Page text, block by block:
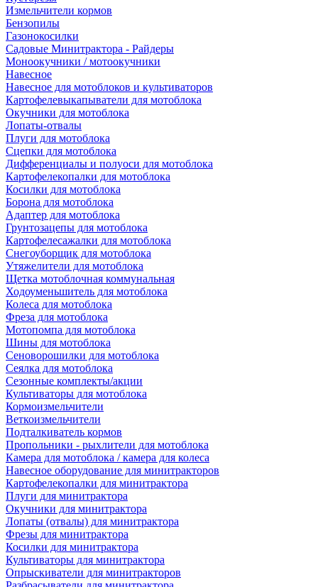
Измельчители кормов
Бензопилы
Газонокосилки
Садовые Минитрактора - Райдеры
Моноокучники / мотоокучники
Навесное
Навесное для мотоблоков и культиваторов
Картофелевыкапыватели для мотоблока
Окучники для мотоблока
Лопаты-отвалы
Плуги для мотоблока
Сцепки для мотоблока
Дифференциалы и полуоси для мотоблока
Картофелекопалки для мотоблока
Косилки для мотоблока
Борона для мотоблока
Адаптер для мотоблока
Грунтозацепы для мотоблока
Картофелесажалки для мотоблока
Снегоуборщик для мотоблока
Утяжелители для мотоблока
Щетка мотоблочная коммунальная
Ходоуменьшитель для мотоблока
Колеса для мотоблока
Фреза для мотоблока
Мотопомпа для мотоблока
Шины для мотоблока
Сеноворошилки для мотоблока
Сеялка для мотоблока
Сезонные комплекты/акции
Культиваторы для мотоблока
Кормоизмельчители
Веткоизмельчители
Подталкиватель кормов
Пропольники - рыхлители для мотоблока
Камера для мотоблока / камера для колеса
Навесное оборудование для минитракторов
Картофелекопалки для минитрактора
Плуги для минитрактора
Окучники для минитрактора
Лопаты (отвалы) для минитрактора
Фрезы для минитрактора
Косилки для минитрактора
Культиваторы для минитрактора
Опрыскиватели для минитракторов